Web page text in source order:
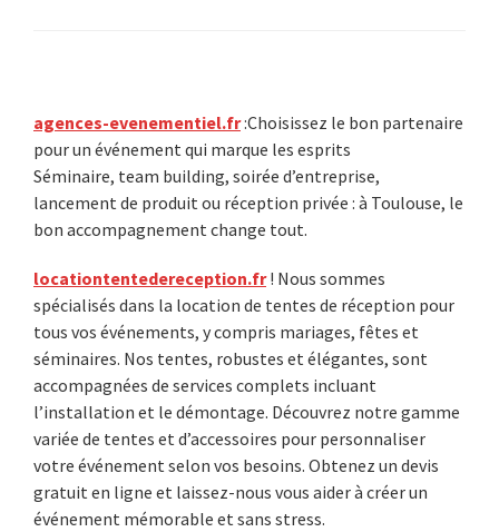
Primary
Sidebar
agences-evenementiel.fr:Choisissez le bon partenaire
pour un événement qui marque les esprits
Séminaire, team building, soirée d’entreprise,
lancement de produit ou réception privée : à Toulouse, le
bon accompagnement change tout.
locationtentedereception.fr! Nous sommes
spécialisés dans la location de tentes de réception pour
tous vos événements, y compris mariages, fêtes et
séminaires. Nos tentes, robustes et élégantes, sont
accompagnées de services complets incluant
l’installation et le démontage. Découvrez notre gamme
variée de tentes et d’accessoires pour personnaliser
votre événement selon vos besoins. Obtenez un devis
gratuit en ligne et laissez-nous vous aider à créer un
événement mémorable et sans stress.